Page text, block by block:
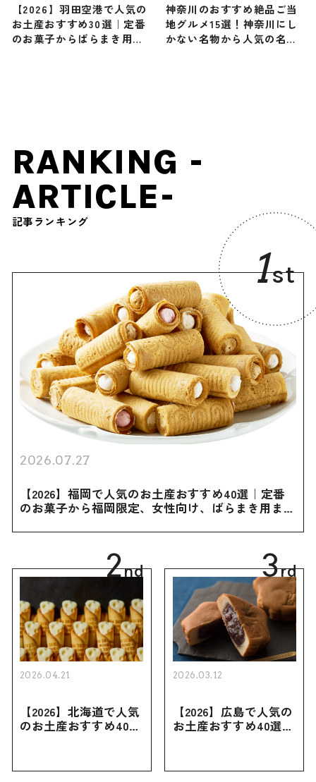
【2026】羽田空港で人気の
お土産おすすめ30選｜定番
のお菓子からばらまき用・
神奈川のおすすめ絶品ご当
地グルメ15選！神奈川にし
かない名物から人気の名店
RANKING -
ARTICLE-
記事ランキング
1st
2026.07.27
【2026】福岡で人気のお土産おすすめ40選｜定番
のお菓子から福岡限定、女性向け、ばらまき用まで
2nd
2026.04.21
【2026】北海道で人気
のお土産おすすめ40選
買えない限定品、女性
3rd
2026.03.12
【2026】広島で人気の
お土産おすすめ40選｜
き用、女性向けまで幅